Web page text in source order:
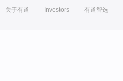
关于有道 Investors 有道智选